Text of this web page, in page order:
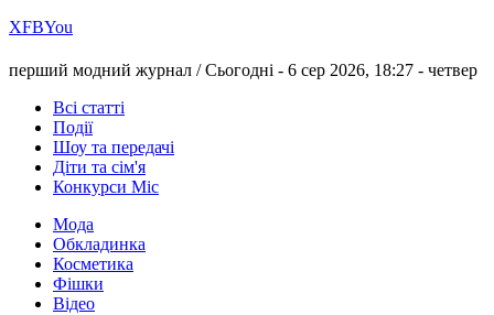
ХFBYou
перший модний журнал /Сьогодні - 6 сер 2026, 18:27 - четвер
Всі статті
Події
Шоу та передачі
Діти та сім'я
Конкурси Міс
Мода
Обкладинка
Косметика
Фішки
Відео